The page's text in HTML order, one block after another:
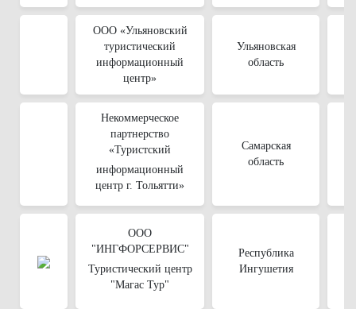
ООО «Ульяновский
туристический
информационный
центр»
Ульяновская
область
Некоммерческое
партнерство
«Туристский
информационный
центр г. Тольятти»
Самарская
область
ООО
"ИНГФОРСЕРВИС"
Туристический центр
"Магас Тур"
Республика
Ингушетия